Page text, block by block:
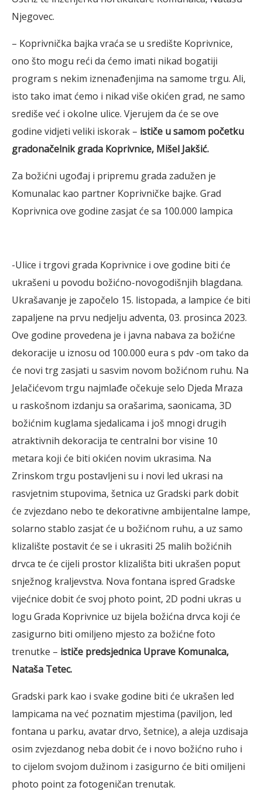
Njegovec.
– Koprivnička bajka vraća se u središte Koprivnice,
ono što mogu reći da ćemo imati nikad bogatiji
program s nekim iznenađenjima na samome trgu. Ali,
isto tako imat ćemo i nikad više okićen grad, ne samo
središe već i okolne ulice. Vjerujem da će se ove
godine vidjeti veliki iskorak – ističe u samom početku
gradonačelnik grada Koprivnice, Mišel Jakšić.
Za božićni ugođaj i pripremu grada zadužen je
Komunalac kao partner Koprivničke bajke. Grad
Koprivnica ove godine zasjat će sa 100.000 lampica
-Ulice i trgovi grada Koprivnice i ove godine biti će
ukrašeni u povodu božićno-novogodišnjih blagdana.
Ukrašavanje je započelo 15. listopada, a lampice će biti
zapaljene na prvu nedjelju adventa, 03. prosinca 2023.
Ove godine provedena je i javna nabava za božićne
dekoracije u iznosu od 100.000 eura s pdv -om tako da
će novi trg zasjati u sasvim novom božićnom ruhu. Na
Jelačićevom trgu najmlađe očekuje selo Djeda Mraza
u raskošnom izdanju sa orašarima, saonicama, 3D
božićnim kuglama sjedalicama i još mnogi drugih
atraktivnih dekoracija te centralni bor visine 10
metara koji će biti okićen novim ukrasima. Na
Zrinskom trgu postavljeni su i novi led ukrasi na
rasvjetnim stupovima, šetnica uz Gradski park dobit
će zvjezdano nebo te dekorativne ambijentalne lampe,
solarno stablo zasjat će u božićnom ruhu, a uz samo
klizalište postavit će se i ukrasiti 25 malih božićnih
drvca te će cijeli prostor klizališta biti ukrašen poput
snježnog kraljevstva. Nova fontana ispred Gradske
vijećnice dobit će svoj photo point, 2D podni ukras u
logu Grada Koprivnice uz bijela božićna drvca koji će
zasigurno biti omiljeno mjesto za božićne foto
trenutke – ističe predsjednica Uprave Komunalca,
Nataša Tetec.
Gradski park kao i svake godine biti će ukrašen led
lampicama na već poznatim mjestima (paviljon, led
fontana u parku, avatar drvo, šetnice), a aleja uzdisaja
osim zvjezdanog neba dobit će i novo božićno ruho i
to cijelom svojom dužinom i zasigurno će biti omiljeni
photo point za fotogeničan trenutak.